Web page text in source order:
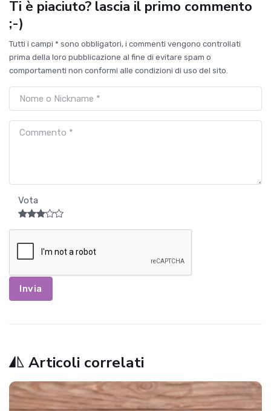
Ti è piaciuto? lascia il primo commento
;-)
Tutti i campi * sono obbligatori, i commenti vengono controllati
prima della loro pubblicazione al fine di evitare spam o
comportamenti non conformi alle condizioni di uso del sito.
Vota
Invia
Articoli correlati